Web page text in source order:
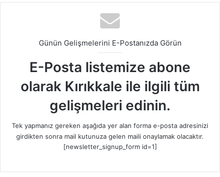
Günün Gelişmelerini E-Postanızda Görün
E-Posta listemize abone
olarak Kırıkkale ile ilgili tüm
gelişmeleri edinin.
Tek yapmanız gereken aşağıda yer alan forma e-posta adresinizi
girdikten sonra mail kutunuza gelen maili onaylamak olacaktır.
[newsletter_signup_form id=1]